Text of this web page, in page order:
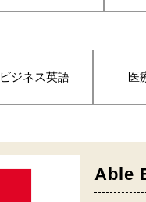
ビジネス英語 医
Able